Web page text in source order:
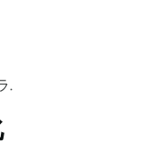
.